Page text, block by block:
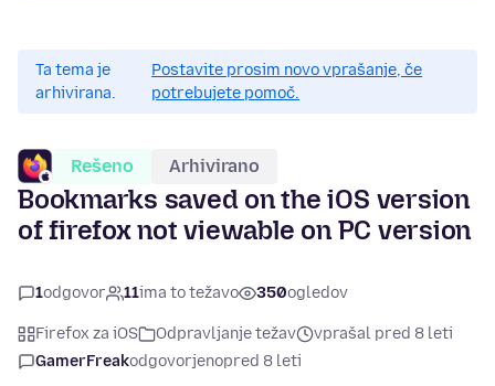
Ta tema je
arhivirana.
Postavite prosim novo vprašanje, če
potrebujete pomoč.
Rešeno Arhivirano
Bookmarks saved on the iOS version
of firefox not viewable on PC version
1odgovor 11ima to težavo 350ogledov
Firefox za iOS Odpravljanje težav
vprašal pred 8 leti
GamerFreakodgovorjenopred 8 leti